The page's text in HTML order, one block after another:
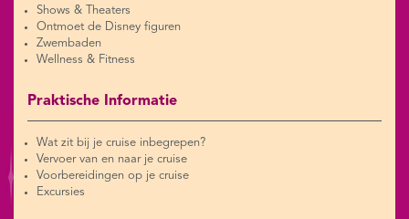
Shows & Theaters
Ontmoet de Disney figuren
Zwembaden
Wellness & Fitness
Praktische Informatie
Wat zit bij je cruise inbegrepen?
Vervoer van en naar je cruise
Voorbereidingen op je cruise
Excursies